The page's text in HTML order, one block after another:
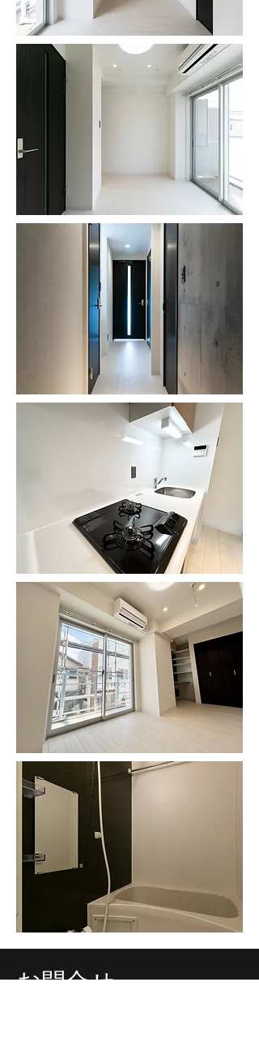
​お問合せ